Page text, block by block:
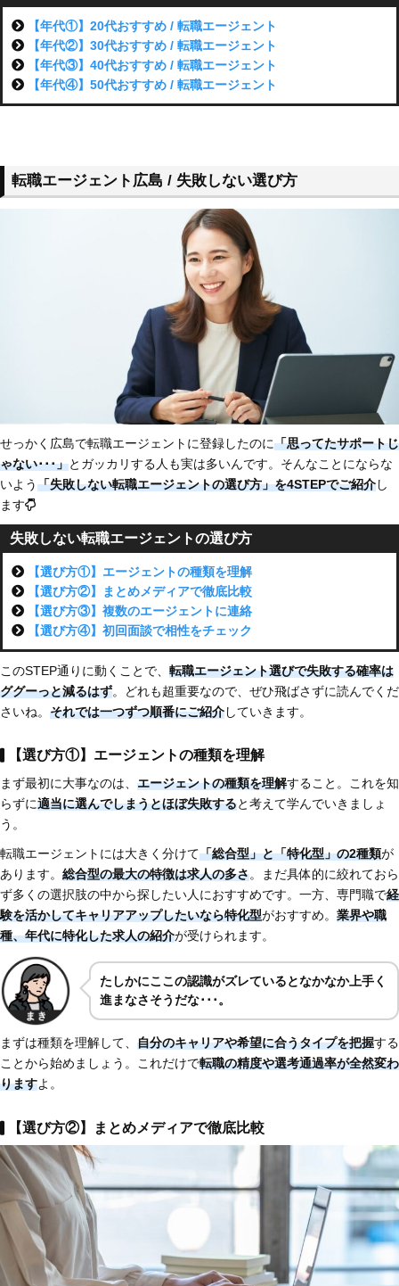
【年代①】20代おすすめ / 転職エージェント
【年代②】30代おすすめ / 転職エージェント
【年代③】40代おすすめ / 転職エージェント
【年代④】50代おすすめ / 転職エージェント
転職エージェント広島 / 失敗しない選び方
せっかく広島で転職エージェントに登録したのに「思ってたサポートじ
ゃない･･･」とガッカリする人も実は多いんです。そんなことにならな
いよう「失敗しない転職エージェントの選び方」を4STEPでご紹介し
ます
失敗しない転職エージェントの選び方
【選び方①】エージェントの種類を理解
【選び方②】まとめメディアで徹底比較
【選び方③】複数のエージェントに連絡
【選び方④】初回面談で相性をチェック
このSTEP通りに動くことで、 転職エージェント選びで失敗する確率は
ググーっと減るはず。どれも超重要なので、ぜひ飛ばさずに読んでくだ
さいね。 それでは一つずつ順番にご紹介していきます。
【選び方①】エージェントの種類を理解
まず最初に大事なのは、 エージェントの種類を理解すること。これを知
らずに適当に選んでしまうとほぼ失敗すると考えて学んでいきましょ
う。
転職エージェントには大きく分けて「総合型」と「特化型」の2種類が
あります。 総合型の最大の特徴は求人の多さ。まだ具体的に絞れておら
ず多くの選択肢の中から探したい人におすすめです。一方、専門職で経
験を活かしてキャリアアップしたいなら特化型がおすすめ。 業界や職
種、年代に特化した求人の紹介が受けられます。
たしかにここの認識がズレているとなかなか上手く
進まなさそうだな･･･。
まずは種類を理解して、 自分のキャリアや希望に合うタイプを把握する
ことから始めましょう。これだけで転職の精度や選考通過率が全然変わ
りますよ。
【選び方②】まとめメディアで徹底比較